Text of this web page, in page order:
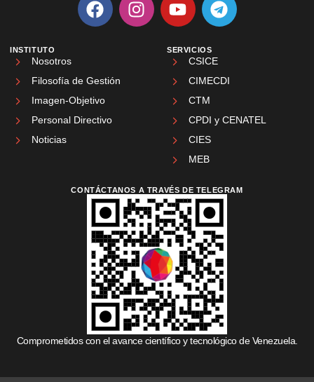
INSTITUTO
Nosotros
Filosofía de Gestión
Imagen-Objetivo
Personal Directivo
Noticias
SERVICIOS
CSICE
CIMECDI
CTM
CPDI y CENATEL
CIES
MEB
CONTÁCTANOS A TRAVÉS DE TELEGRAM
Comprometidos con el avance científico y tecnológico de Venezuela.